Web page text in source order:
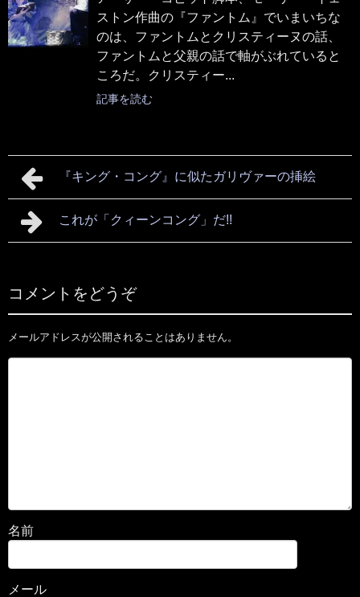
ストン作曲の『ファントム』でいまいちな
のは、ファントムとクリスティーヌの話、
ファントムと父親の話で軸がぶれていると
ころだ。クリスティー...
記事を読む
『キング・コング』に似たガリヴァーの挿絵
これが「クィーンコング」だ!!
コメントをどうぞ
メールアドレスが公開されることはありません。
名前
メール